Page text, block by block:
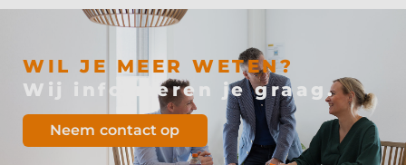
WIL JE MEER WETEN?
Wij informeren je graag.
Neem contact op